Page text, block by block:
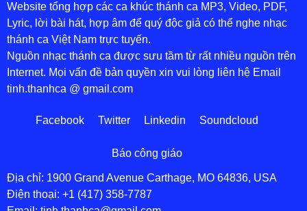
Website tổng hợp các ca khúc thánh ca MP3, Video, PDF,
Lyric, lời bài hát, hợp âm để quý độc giả có thể nghe nhạc
thánh ca Việt Nam trực tuyến.
Nguồn nhạc thánh ca được sưu tầm từ rất nhiều nguồn trên
Internet. Mọi vấn đề bản quyền xin vui lòng liên hệ Email
tinh.thanhca @ gmail.com
Facebook Twitter Linkedin Soundcloud
Báo công giáo
Địa chỉ: 1900 Grand Avenue Carthage, MO 64836, USA
Điện thoại: +1 (417) 358-7787